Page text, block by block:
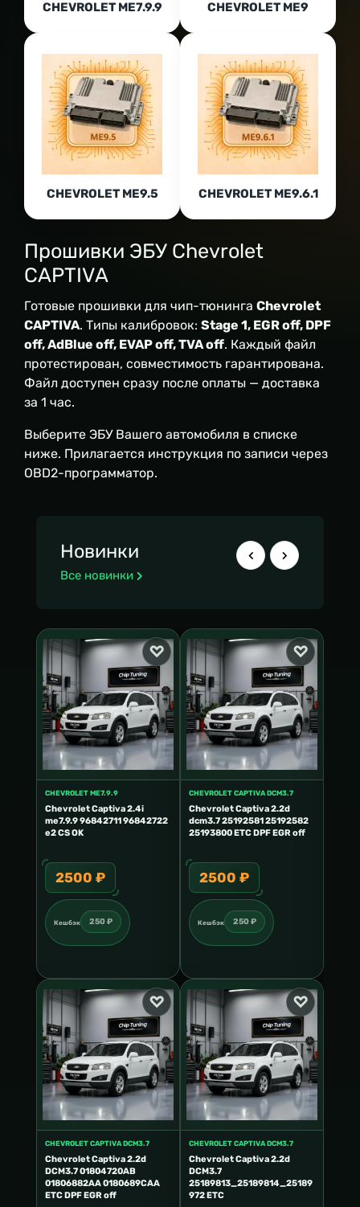
CHEVROLET ME7.9.9 CHEVROLET ME9
CHEVROLET ME9.5 CHEVROLET ME9.6.1
Прошивки ЭБУ Chevrolet
CAPTIVA
Готовые прошивки для чип-тюнинга Chevrolet
CAPTIVA. Типы калибровок: Stage 1, EGR off, DPF
off, AdBlue off, EVAP off, TVA off. Каждый файл
протестирован, совместимость гарантирована.
Файл доступен сразу после оплаты — доставка
за 1 час.
Выберите ЭБУ Вашего автомобиля в списке
ниже. Прилагается инструкция по записи через
OBD2-программатор.
Новинки
Все новинки
CHEVROLET ME7.9.9
Chevrolet Captiva 2.4i
me7.9.9 96842711 96842722
e2 CS OK
2500 ₽
Кешбэк 250 ₽
CHEVROLET CAPTIVA DCM3.7
Chevrolet Captiva 2.2d
dcm3.7 25192581 25192582
25193800 ETC DPF EGR off
2500 ₽
Кешбэк 250 ₽
CHEVROLET CAPTIVA DCM3.7
Chevrolet Captiva 2.2d
DCM3.7 01804720AB
01806882AA 0180689CAA
ETC DPF EGR off
CHEVROLET CAPTIVA DCM3.7
Chevrolet Captiva 2.2d
DCM3.7
25189813_25189814_25189
972 ETC